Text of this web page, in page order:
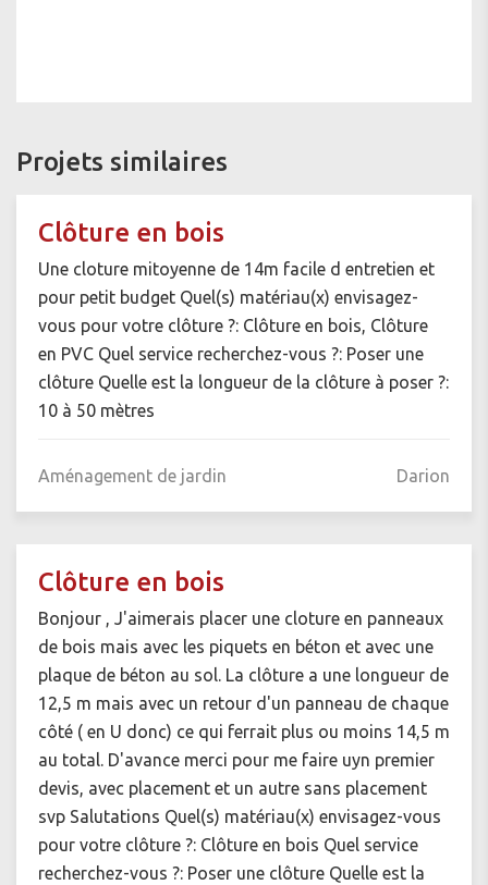
Projets similaires
Clôture en bois
Une cloture mitoyenne de 14m facile d entretien et
pour petit budget Quel(s) matériau(x) envisagez-
vous pour votre clôture ?: Clôture en bois, Clôture
en PVC Quel service recherchez-vous ?: Poser une
clôture Quelle est la longueur de la clôture à poser ?:
10 à 50 mètres
Aménagement de jardin Darion
Clôture en bois
Bonjour , J'aimerais placer une cloture en panneaux
de bois mais avec les piquets en béton et avec une
plaque de béton au sol. La clôture a une longueur de
12,5 m mais avec un retour d'un panneau de chaque
côté ( en U donc) ce qui ferrait plus ou moins 14,5 m
au total. D'avance merci pour me faire uyn premier
devis, avec placement et un autre sans placement
svp Salutations Quel(s) matériau(x) envisagez-vous
pour votre clôture ?: Clôture en bois Quel service
recherchez-vous ?: Poser une clôture Quelle est la